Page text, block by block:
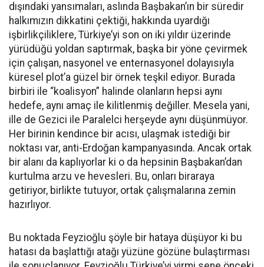
dışındaki yansımaları, aslında Başbakan’ın bir süredir
halkımızın dikkatini çektiği, hakkında uyardığı
işbirlikçiliklere, Türkiye’yi son on iki yıldır üzerinde
yürüdüğü yoldan saptırmak, başka bir yöne çevirmek
için çalışan, nasyonel ve enternasyonel dolayısıyla
küresel plot’a güzel bir örnek teşkil ediyor. Burada
birbiri ile “koalisyon” halinde olanların hepsi aynı
hedefe, aynı amaç ile kilitlenmiş değiller. Mesela yani,
ille de Gezici ile Paralelci herşeyde aynı düşünmüyor.
Her birinin kendince bir acısı, ulaşmak istediği bir
noktası var, anti-Erdoğan kampanyasında. Ancak ortak
bir alanı da kaplıyorlar ki o da hepsinin Başbakan’dan
kurtulma arzu ve hevesleri. Bu, onları biraraya
getiriyor, birlikte tutuyor, ortak çalışmalarına zemin
hazırlıyor.
Bu noktada Feyzioğlu şöyle bir hataya düşüyor ki bu
hatası da başlattığı atağı yüzüne gözüne bulaştırması